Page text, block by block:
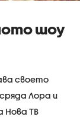
шоу
своето
Лора и
Нова ТВ